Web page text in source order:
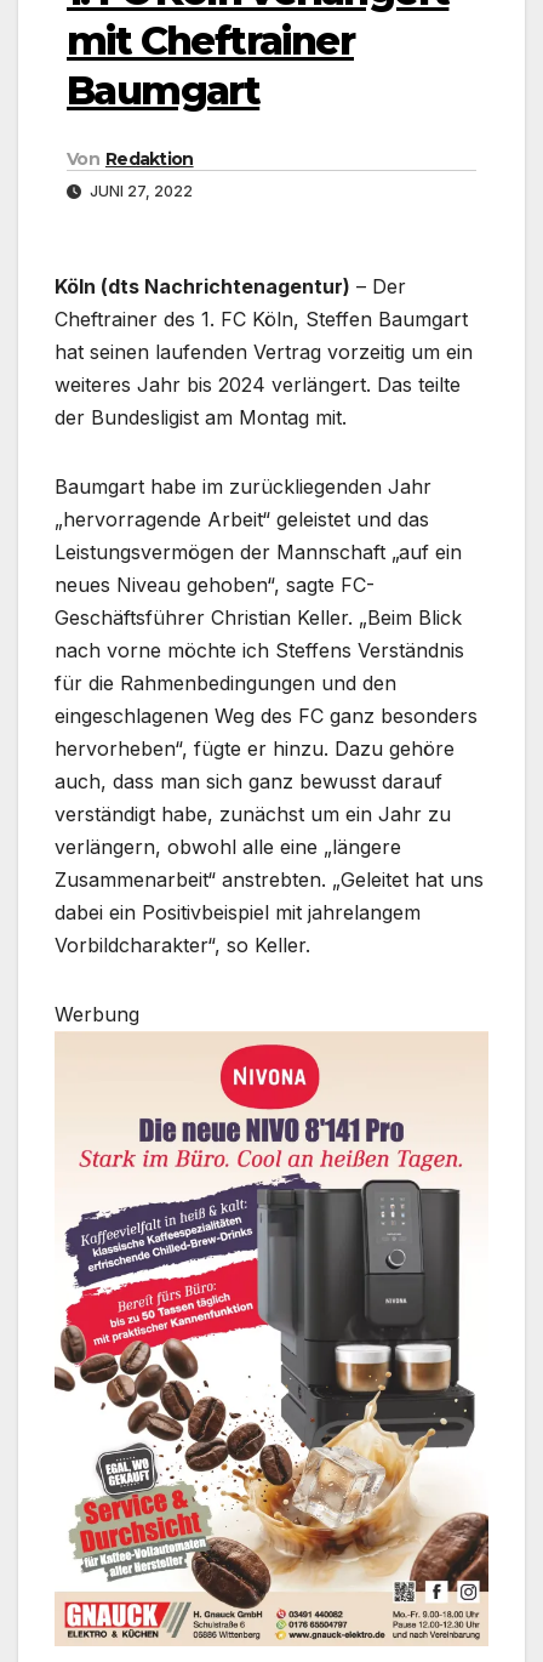
mit Cheftrainer
Baumgart
Von Redaktion
JUNI 27, 2022
Köln (dts Nachrichtenagentur) – Der
Cheftrainer des 1. FC Köln, Steffen Baumgart
hat seinen laufenden Vertrag vorzeitig um ein
weiteres Jahr bis 2024 verlängert. Das teilte
der Bundesligist am Montag mit.
Baumgart habe im zurückliegenden Jahr
„hervorragende Arbeit“ geleistet und das
Leistungsvermögen der Mannschaft „auf ein
neues Niveau gehoben“, sagte FC-
Geschäftsführer Christian Keller. „Beim Blick
nach vorne möchte ich Steffens Verständnis
für die Rahmenbedingungen und den
eingeschlagenen Weg des FC ganz besonders
hervorheben“, fügte er hinzu. Dazu gehöre
auch, dass man sich ganz bewusst darauf
verständigt habe, zunächst um ein Jahr zu
verlängern, obwohl alle eine „längere
Zusammenarbeit“ anstrebten. „Geleitet hat uns
dabei ein Positivbeispiel mit jahrelangem
Vorbildcharakter“, so Keller.
Werbung